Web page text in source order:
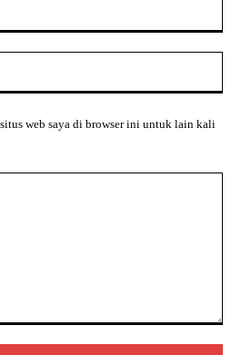
web saya di browser ini untuk lain kali